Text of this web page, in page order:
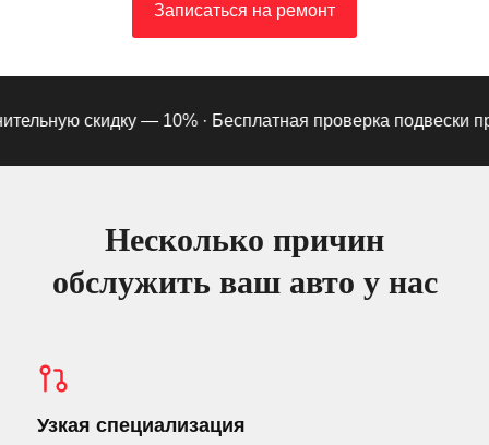
Записаться на ремонт
скидку — 10% ·Бесплатная проверка подвески при
Несколько причин
обслужить ваш авто у нас
Узкая специализация